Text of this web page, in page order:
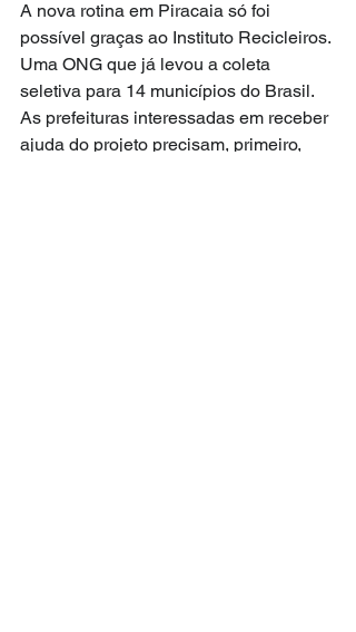
A nova rotina em Piracaia só foi
possível graças ao Instituto Recicleiros.
Uma ONG que já levou a coleta
seletiva para 14 municípios do Brasil.
As prefeituras interessadas em receber
ajuda do projeto precisam, primeiro,